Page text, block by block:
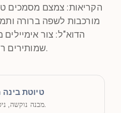
הקריאות: צמצם מסמכים
מורכבות לשפה ברורה
הדוא"ל: צור
שמותירים רושם חזק.
טיוטת
מבנה נוקשה, ניסוח חוזר על עצמו, קל לזיהוי.